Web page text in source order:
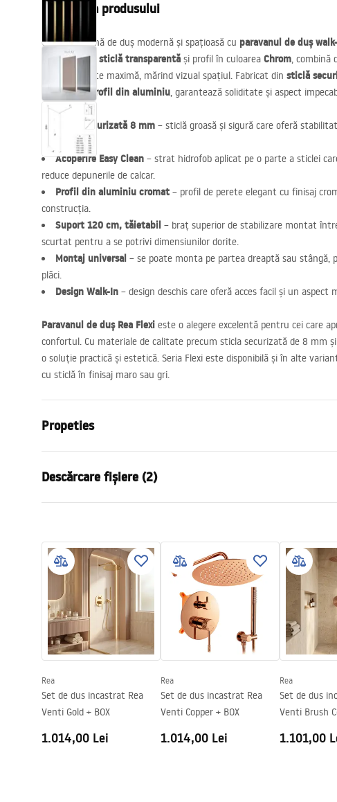
Descrierea produsului
Creează o zonă de duș modernă și spațioasă cu paravanul de duș
un panou din sticlă transparentă și profil în culoarea Chrom, combină
funcționalitate maximă, mărind vizual spațiul. Fabricat din sticlă
un elegantprofil din aluminiu, garantează soliditate și aspect
Sticlă securizată 8 mm – sticlă groasă și sigură care oferă
utilizare.
Acoperire Easy Clean – strat hidrofob aplicat pe o parte a sticlei
reduce depunerile de calcar.
Profil din aluminiu cromat – profil de perete elegant cu finisaj
construcția.
Suport 120 cm, tăietabil – braț superior de stabilizare montat
scurtat pentru a se potrivi dimensiunilor dorite.
Montaj universal – se poate monta pe partea dreaptă sau stângă,
plăci.
Design Walk-In – design deschis care oferă acces facil și un aspect
Paravanul de duș Rea Flexi este o alegere excelentă pentru cei care
confortul. Cu materiale de calitate precum sticla securizată de 8 mm și
o soluție practică și estetică. Seria Flexi este disponibilă și în alte
cu sticlă în finisaj maro sau gri.
Propeties
Culoare
Tip cabina
Walk-in
Seria
Montaj
de cada sau de
Inaltime (mm)
Directie cabina
Universal
Garantie
24 luni
Acoperire Easy Clean
Da , pe o parte a
Descărcare fișiere (2)
WARUNKI BEZPIECZENSTWA
KABINY DRZWI PARAWANY.pdf
xi.pdf
Rea
Set de dus incastrat Rea
Venti Gold + BOX
1.014,00 Lei
Rea
Set de dus incastrat Rea
Venti Copper + BOX
1.014,00 Lei
Rea
Set de dus
Venti Brush
1.101,00